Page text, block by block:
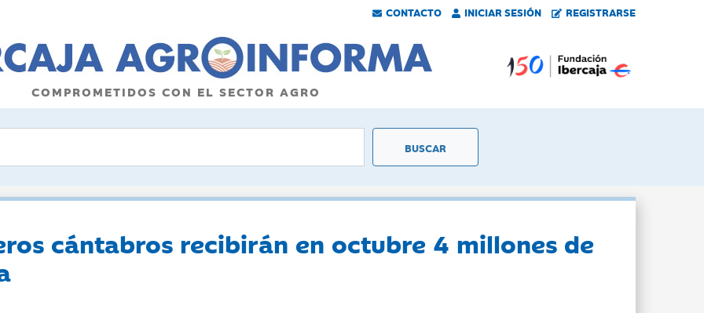
CONTACTO INICIAR SESIÓN REGISTRARSE
COMPROMETIDOS CON EL SECTOR AGRO
cántabros recibirán en octubre 4 millones de